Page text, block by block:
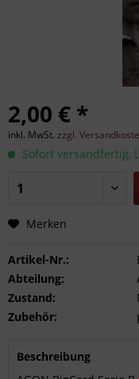
2,00 € *
inkl. MwSt. zzgl.
Sofort versandfertig,
Merken
Artikel-Nr.:
Abteilung:
Zustand:
Zubehör:
Beschreibung